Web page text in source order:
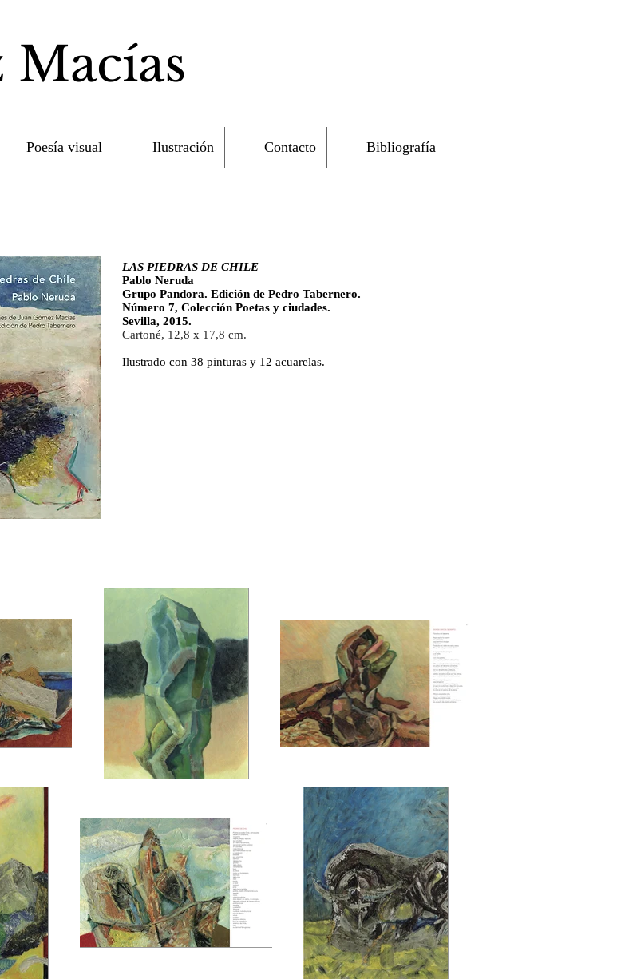
Macías
Poesía visual Ilustración Contacto Bibliografía
LAS PIEDRAS DE CHILE
Pablo Neruda
Grupo Pandora. Edición de Pedro Tabernero.
Número 7, Colección Poetas y ciudades.
Sevilla, 2015.
Cartoné, 12,8 x 17,8 cm.
Ilustrado con 38 pinturas y 12 acuarelas.